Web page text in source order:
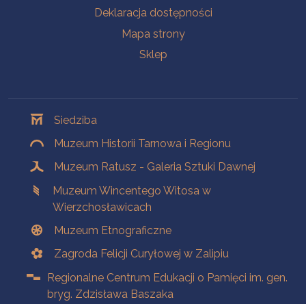
Deklaracja dostępności
Mapa strony
Sklep
Siedziba
Muzeum Historii Tarnowa i Regionu
Muzeum Ratusz - Galeria Sztuki Dawnej
Muzeum Wincentego Witosa w
Wierzchosławicach
Muzeum Etnograficzne
Zagroda Felicji Curyłowej w Zalipiu
Regionalne Centrum Edukacji o Pamięci im. gen.
bryg. Zdzisława Baszaka